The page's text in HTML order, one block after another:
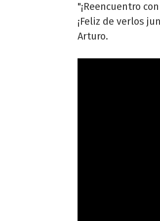
"¡Reencuentro
¡Feliz de verlos
Arturo.